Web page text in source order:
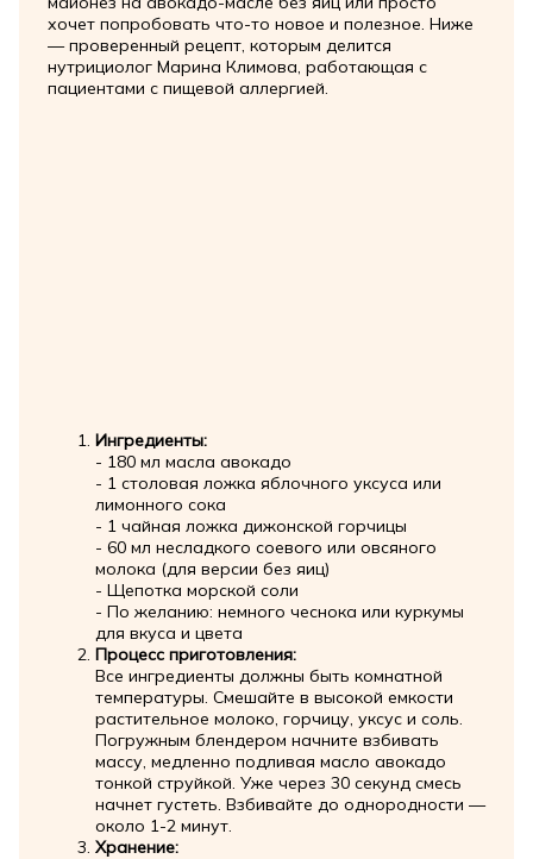
хочет попробовать что-то новое и полезное. Ниже
— проверенный рецепт, которым делится
нутрициолог Марина Климова, работающая с
пациентами с пищевой аллергией.
Ингредиенты:
- 180 мл масла авокадо
- 1 столовая ложка яблочного уксуса или
лимонного сока
- 1 чайная ложка дижонской горчицы
- 60 мл несладкого соевого или овсяного
молока (для версии без яиц)
- Щепотка морской соли
- По желанию: немного чеснока или куркумы
для вкуса и цвета
Процесс приготовления:
Все ингредиенты должны быть комнатной
температуры. Смешайте в высокой емкости
растительное молоко, горчицу, уксус и соль.
Погружным блендером начните взбивать
массу, медленно подливая масло авокадо
тонкой струйкой. Уже через 30 секунд смесь
начнет густеть. Взбивайте до однородности —
около 1-2 минут.
Хранение: